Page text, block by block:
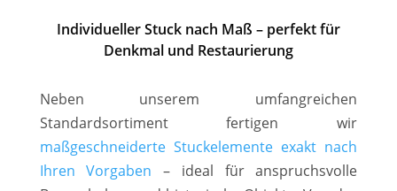
Individueller Stuck nach Maß – perfekt für
Denkmal und Restaurierung
Neben unserem umfangreichen
Standardsortiment fertigen wir
maßgeschneiderte Stuckelemente exakt nach
Ihren Vorgaben – ideal für anspruchsvolle